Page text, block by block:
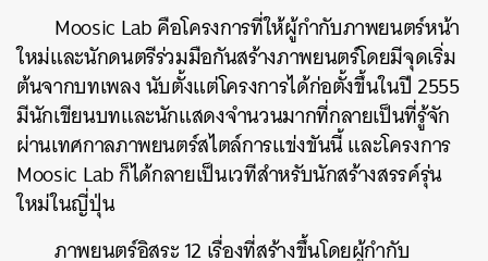
Moosic Lab คือโครงการที่ให้ผู้กำกับภาพยนตร์หน้า
ใหม่และนักดนตรีร่วมมือกันสร้างภาพยนตร์โดยมีจุดเริ่ม
ต้นจากบทเพลง นับตั้งแต่โครงการได้ก่อตั้งขึ้นในปี 2555
มีนักเขียนบทและนักแสดงจำนวนมากที่กลายเป็นที่รู้จัก
ผ่านเทศกาลภาพยนตร์สไตล์การแข่งขันนี้ และโครงการ
Moosic Lab ก็ได้กลายเป็นเวทีสำหรับนักสร้างสรรค์รุ่น
ใหม่ในญี่ปุ่น
ภาพยนตร์อิสระ 12 เรื่องที่สร้างขึ้นโดยผู้กำกับ